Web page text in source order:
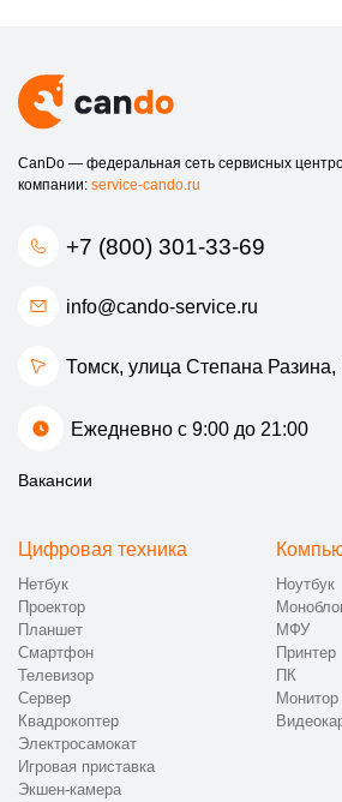
CanDo — федеральная сеть сервисных
компании: service-cando.ru
+7 (800) 301-33-69
info@cando-service.ru
Томск, улица Степана Разина,
Ежедневно с 9:00 до 21:00
Вакансии
Цифровая техника
Нетбук
Проектор
Планшет
Смартфон
Телевизор
Сервер
Квадрокоптер
Электросамокат
Игровая приставка
Экшен-камера
Ноутбук
МФУ
Принтер
ПК
Монитор